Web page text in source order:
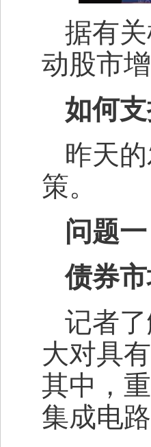
据有
动股市
如何
昨天
策。
问题一
债券
记者
大对具
其中，
集成电